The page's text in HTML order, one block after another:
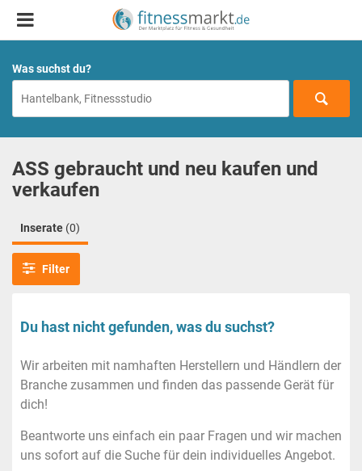
Was suchst du?
ASS gebraucht und neu kaufen und
verkaufen
Inserate (0)
Filter
Du hast nicht gefunden, was du suchst?
Wir arbeiten mit namhaften Herstellern und Händlern der
Branche zusammen und finden das passende Gerät für
dich!
Beantworte uns einfach ein paar Fragen und wir machen
uns sofort auf die Suche für dein individuelles Angebot.